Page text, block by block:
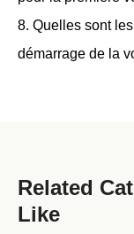
8. Quelles sont
démarrage de la
Related
Like